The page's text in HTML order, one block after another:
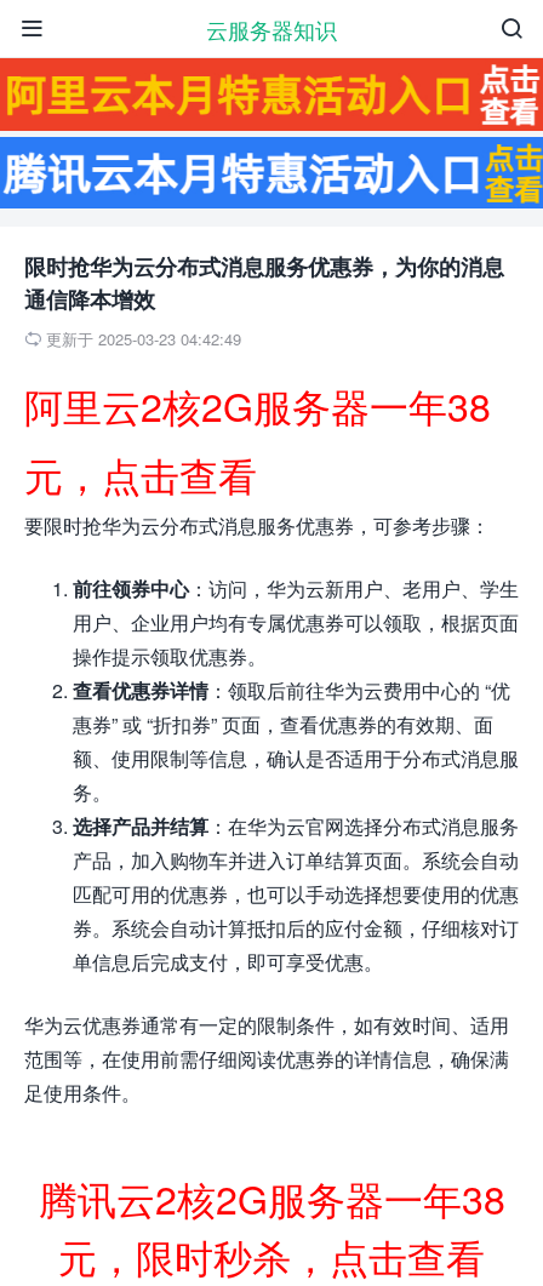
云服务器知识 

限时抢华为云分布式消息服务优惠券，为你的消息
通信降本增效
 更新于 2025-03-23 04:42:49
阿里云2核2G服务器一年38
元，点击查看
要限时抢华为云分布式消息服务优惠券，可参考步骤：
前往领券中心：访问，华为云新用户、老用户、学生
用户、企业用户均有专属优惠券可以领取，根据页面
操作提示领取优惠券。
查看优惠券详情：领取后前往华为云费用中心的 “优
惠券” 或 “折扣券” 页面，查看优惠券的有效期、面
额、使用限制等信息，确认是否适用于分布式消息服
务。
选择产品并结算 ：在华为云官网选择分布式消息服务
产品，加入购物车并进入订单结算页面。系统会自动
匹配可用的优惠券，也可以手动选择想要使用的优惠
券。系统会自动计算抵扣后的应付金额，仔细核对订
单信息后完成支付，即可享受优惠。
华为云优惠券通常有一定的限制条件，如有效时间、适用
范围等，在使用前需仔细阅读优惠券的详情信息，确保满
足使用条件。
腾讯云2核2G服务器一年38
元，限时秒杀，点击查看